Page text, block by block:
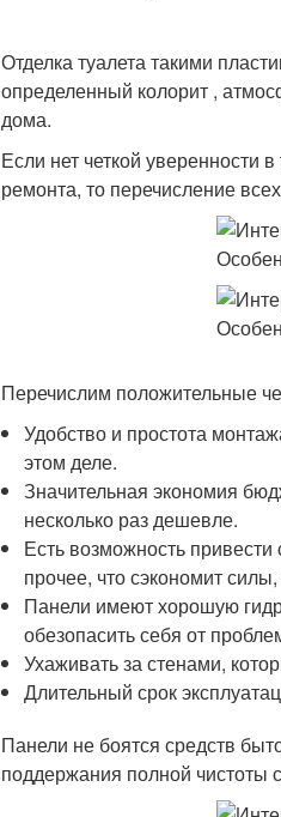
Отделка туалета такими
определенный колорит ,
дома.
Если нет четкой уверенности
ремонта, то перечисление
Перечислим положительные
Удобство и простота
этом деле.
Значительная экономия
несколько раз дешевле.
Есть возможность
прочее, что сэкономит
Панели имеют хорошую
обезопасить себя от
Ухаживать за стенами,
Длительный срок
Панели не боятся средств
поддержания полной чистоты